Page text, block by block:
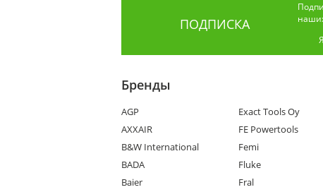
ПОДПИСКА
Бренды
AGP
AXXAIR
B&W International
BADA
Baier
Exact Tools Oy
FE Powertools
Femi
Fluke
Fral